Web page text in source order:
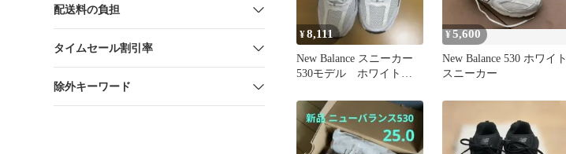
配送料の負担
タイムセール割引率
除外キーワード
¥8,111
New Balance スニーカー
530モデル ホワイト＆
¥5,600
New Balance 530 ホワイト
スニーカー